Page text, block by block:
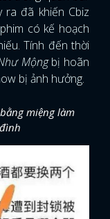
ra đã khiến Cbiz
có kế hoạch
Tính đến thời
Mộngbị hoãn
bị ảnh hưởng.
miệng làm